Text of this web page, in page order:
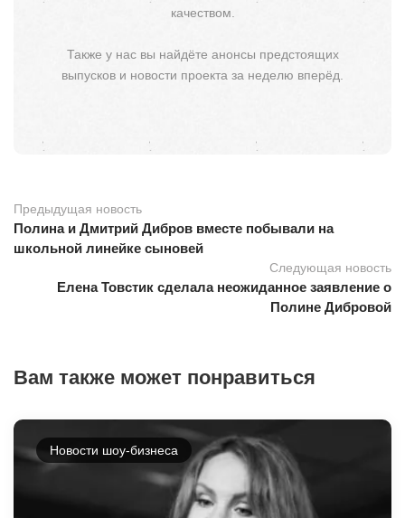
качеством.
Также у нас вы найдёте анонсы предстоящих
выпусков и новости проекта за неделю вперёд.
Предыдущая новость
Полина и Дмитрий Дибров вместе побывали на
школьной линейке сыновей
Следующая новость
Елена Товстик сделала неожиданное заявление о
Полине Дибровой
Вам также может понравиться
Новости шоу-бизнеса